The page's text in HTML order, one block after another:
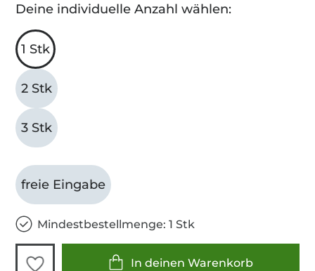
Deine individuelle Anzahl wählen:
1 Stk
2 Stk
3 Stk
freie Eingabe
Mindestbestellmenge: 1 Stk
In deinen Warenkorb